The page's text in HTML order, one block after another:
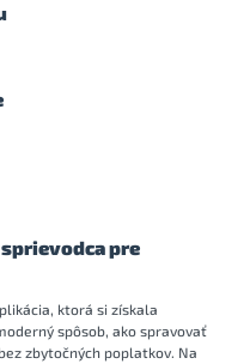
pre
ktorá si získala
spôsob, ako spravovať
zbytočných poplatkov. Na